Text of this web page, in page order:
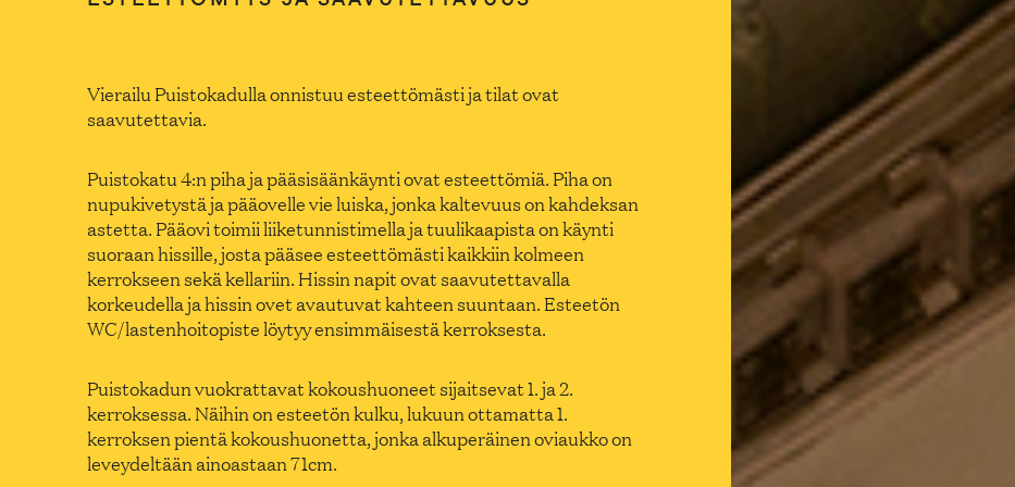
Vierailu Puistokadulla onnistuu esteettömästi ja tilat ovat
saavutettavia.
Puistokatu 4:n piha ja pääsisäänkäynti ovat esteettömiä. Piha on
nupukivetystä ja pääovelle vie luiska, jonka kaltevuus on kahdeksan
astetta. Pääovi toimii liiketunnistimella ja tuulikaapista on käynti
suoraan hissille, josta pääsee esteettömästi kaikkiin kolmeen
kerrokseen sekä kellariin. Hissin napit ovat saavutettavalla
korkeudella ja hissin ovet avautuvat kahteen suuntaan. Esteetön
WC/lastenhoitopiste löytyy ensimmäisestä kerroksesta.
Puistokadun vuokrattavat kokoushuoneet sijaitsevat 1. ja 2.
kerroksessa. Näihin on esteetön kulku, lukuun ottamatta 1.
kerroksen pientä kokoushuonetta, jonka alkuperäinen oviaukko on
leveydeltään ainoastaan 71cm.